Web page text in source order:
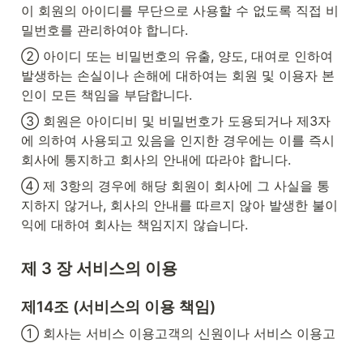
이 회원의 아이디를 무단으로 사용할 수 없도록 직접 비
밀번호를 관리하여야 합니다.
② 아이디 또는 비밀번호의 유출, 양도, 대여로 인하여
발생하는 손실이나 손해에 대하여는 회원 및 이용자 본
인이 모든 책임을 부담합니다.
③ 회원은 아이디비 및 비밀번호가 도용되거나 제3자
에 의하여 사용되고 있음을 인지한 경우에는 이를 즉시
회사에 통지하고 회사의 안내에 따라야 합니다.
④ 제 3항의 경우에 해당 회원이 회사에 그 사실을 통
지하지 않거나, 회사의 안내를 따르지 않아 발생한 불이
익에 대하여 회사는 책임지지 않습니다.
제 3 장 서비스의 이용
제14조 (서비스의 이용 책임)
① 회사는 서비스 이용고객의 신원이나 서비스 이용고